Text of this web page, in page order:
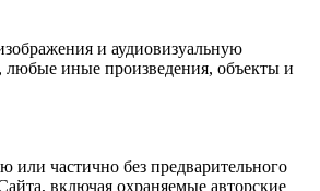
и аудиовизуальную
иные произведения, объекты и
частично без предварительного
включая охраняемые авторские